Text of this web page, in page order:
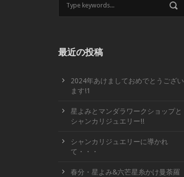
最近の投稿
2024年あけましておめでとうござい
ます!1
星よみとマンダラワークショップと
シャンカリジュエリー!!
シャンカリジュエリーに導かれ
て・・・
春分・星よみ&六芒星糸かけ曼荼羅